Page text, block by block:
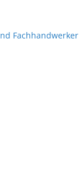
Fachhandwerker